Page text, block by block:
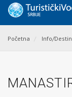
Početna Info/